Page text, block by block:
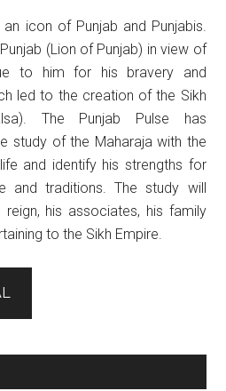
an icon of Punjab and Punjabis.
(Lion of Punjab) in view of
to him for his bravery and
led to the creation of the Sikh
The Punjab Pulse has
study of the Maharaja with the
and identify his strengths for
and traditions. The study will
his associates, his family
to the Sikh Empire.